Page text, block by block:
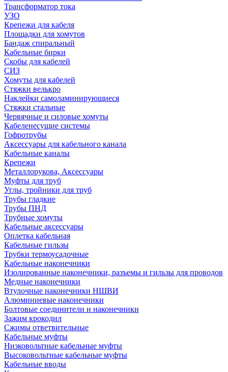
Трансформатор тока
УЗО
Крепежи для кабеля
Площадки для хомутов
Бандаж спиральный
Кабельные бирки
Cкобы для кабелей
СИЗ
Хомуты для кабелей
Стяжки велькро
Наклейки самоламинирующиеся
Стяжки стальные
Червячные и силовые хомуты
Кабеленесущие системы
Гофротрубы
Аксессуары для кабельного канала
Кабельные каналы
Крепежи
Металлорукова, Аксессуары
Муфты для труб
Углы, тройники для труб
Трубы гладкие
Трубы ПНД
Трубные хомуты
Кабельные аксессуары
Оплетка кабельная
Кабельные гильзы
Трубки термоусадочные
Кабельные наконечники
Изолированные наконечники, разъемы и гильзы для проводов
Медные наконечники
Втулочные наконечники НШВИ
Алюминиевые наконечники
Болтовые соединители и наконечники
Зажим крокодил
Сжимы ответвительные
Кабельные муфты
Низковольтные кабельные муфты
Высоковольтные кабельные муфты
Кабельные вводы